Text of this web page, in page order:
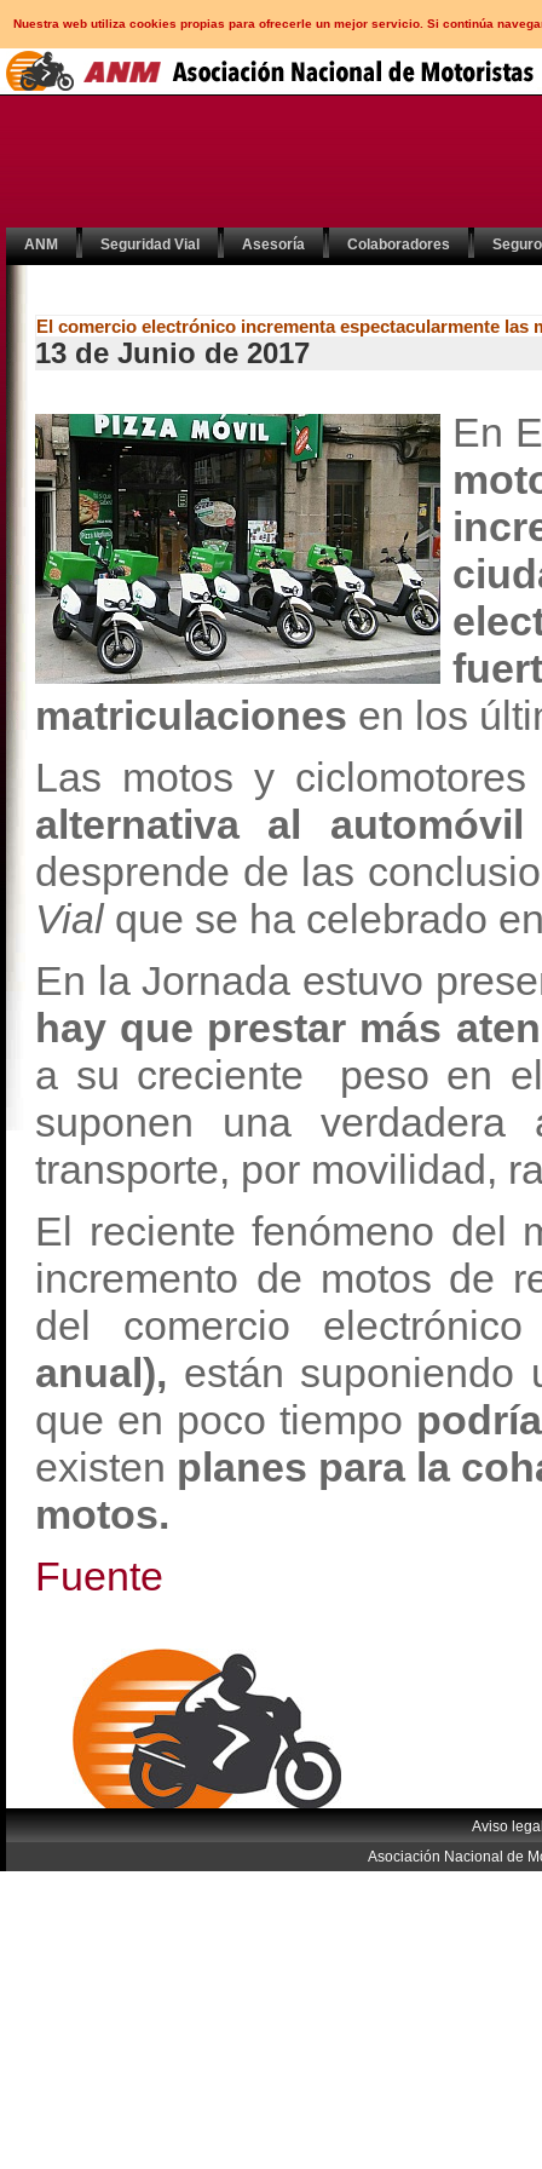
Nuestra web utiliza cookies propias para ofrecerle un mejor servicio. Si continúa
ANM Seguridad Vial Asesoría Colaboradores
El comercio electrónico incrementa espectacularmente las
13 de Junio de 2017
En
matriculaciones en los
Las motos y
alternativa al
desprende de las
Vial que se ha celebrado
En la Jornada estuvo
hay que prestar más
a su creciente peso en
suponen una
transporte, por movilidad,
El reciente fenómeno del
incremento de motos de
del comercio electrónico
anual), están suponiendo
que en poco tiempo
existen planes para la
motos.
Fuente
Aviso
Asociación Nacional de